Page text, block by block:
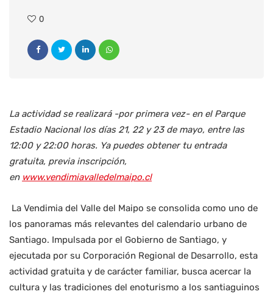
0
La actividad se realizará -por primera vez- en el Parque
Estadio Nacional los días 21, 22 y 23 de mayo, entre las
12:00 y 22:00 horas. Ya puedes obtener tu entrada
gratuita, previa inscripción,
en www.vendimiavalledelmaipo.cl
La Vendimia del Valle del Maipo se consolida como uno de
los panoramas más relevantes del calendario urbano de
Santiago. Impulsada por el Gobierno de Santiago, y
ejecutada por su Corporación Regional de Desarrollo, esta
actividad gratuita y de carácter familiar, busca acercar la
cultura y las tradiciones del enoturismo a los santiaguinos